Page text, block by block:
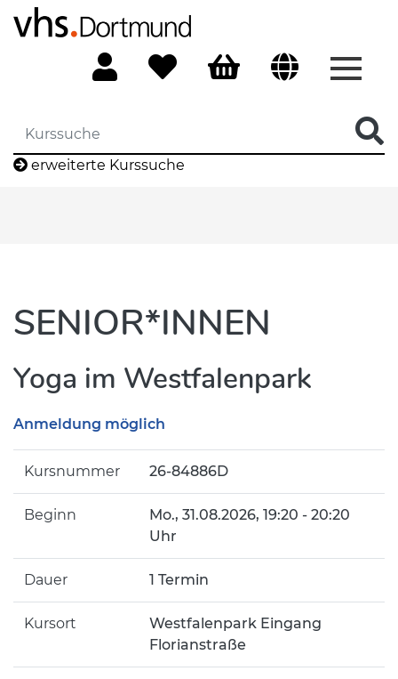
erweiterte Kurssuche
SENIOR*INNEN
Yoga im Westfalenpark
Anmeldung möglich
Kursnummer 26-84886D
Beginn Mo., 31.08.2026, 19:20 - 20:20
Uhr
Dauer 1 Termin
Kursort
Westfalenpark Eingang
Florianstraße